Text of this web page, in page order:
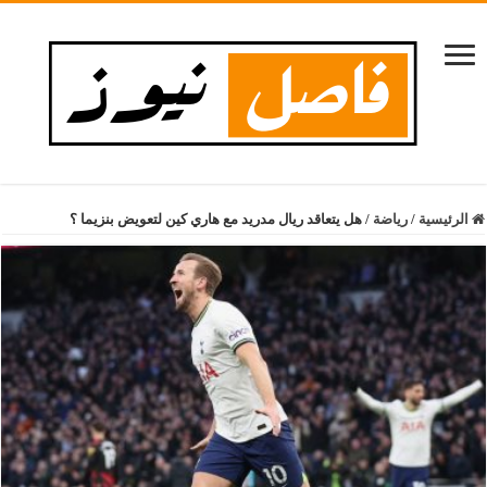
الرئيسية / رياضة / هل يتعاقد ريال مدريد مع هاري كين لتعويض بنزيما ؟